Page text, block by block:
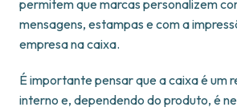
permitem que marcas personalizem
mensagens, estampas e com a
empresa na caixa.
É importante pensar que a caixa é um
interno e, dependendo do produto, é